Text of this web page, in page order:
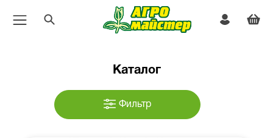
Каталог
Фильтр